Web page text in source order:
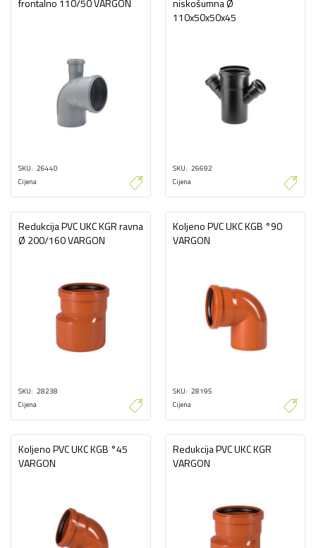
frontalno 110/50 VARGON
SKU 26440
Cijena
niskošumna Ø
110x50x50x45
SKU 26692
Cijena
Redukcija PVC UKC KGR ravna
Ø 200/160 VARGON
SKU 28238
Cijena
Koljeno PVC UKC KGB °90
VARGON
SKU 28195
Cijena
Koljeno PVC UKC KGB °45
VARGON
Redukcija PVC UKC KGR
VARGON